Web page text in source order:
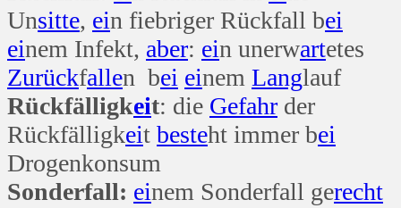
Unsitte, ein fiebriger Rückfall bei
einem Infekt, aber: ein unerwartetes
Zurückfallen bei einem Langlauf
Rückfälligkeit: die Gefahr der
Rückfälligkeit besteht immer bei
Drogenkonsum
Sonderfall: einem Sonderfall gerecht